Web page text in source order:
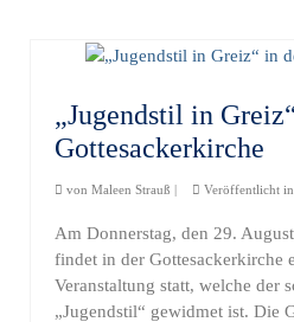
„Jugendstil in
Gottesackerkirche
von Maleen Strauß | Veröffentlicht
Am Donnerstag, den 29.
findet in der Gottesackerkirche
Veranstaltung statt, welche der
„Jugendstil“ gewidmet ist. Die